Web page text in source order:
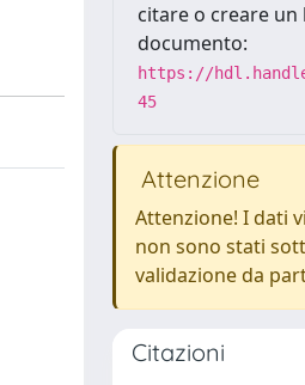
citare o creare un
documento:
https://
45
Attenzione
Attenzione! I dati
non sono stati
validazione da
Citazioni